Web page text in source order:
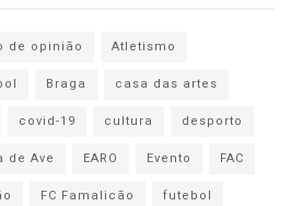
de opinião
Atletismo
Braga
casa das artes
covid-19 cultura
desporto
de Ave EARO Evento
FAC
FC Famalicão
futebol